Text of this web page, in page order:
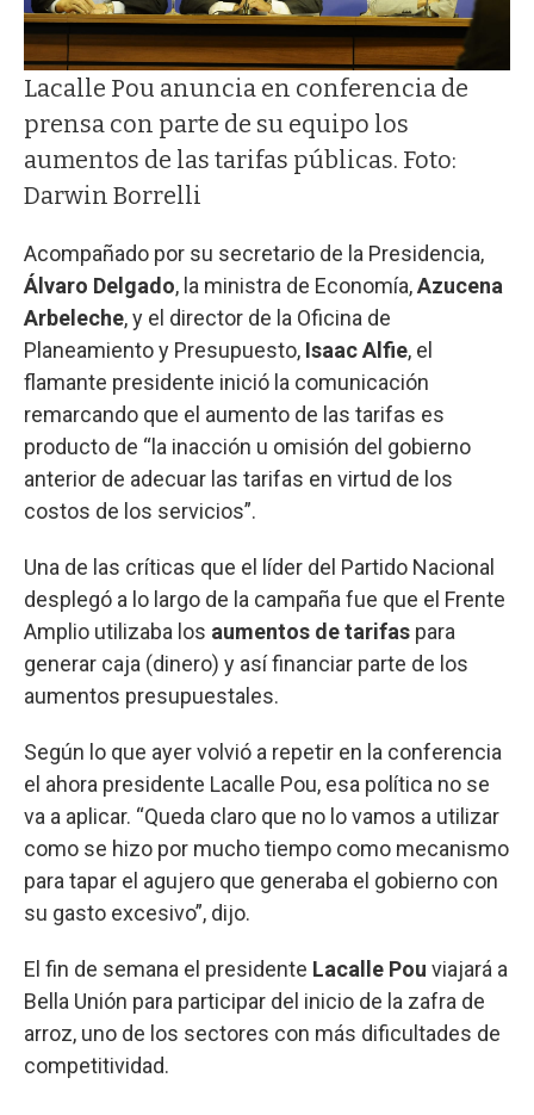
Lacalle Pou anuncia en conferencia de
prensa con parte de su equipo los
aumentos de las tarifas públicas. Foto:
Darwin Borrelli
Acompañado por su secretario de la Presidencia,
Álvaro Delgado, la ministra de Economía,Azucena
Arbeleche, y el director de la Oficina de
Planeamiento y Presupuesto, Isaac Alfie, el
flamante presidente inició la comunicación
remarcando que el aumento de las tarifas es
producto de “la inacción u omisión del gobierno
anterior de adecuar las tarifas en virtud de los
costos de los servicios”.
Una de las críticas que el líder del Partido Nacional
desplegó a lo largo de la campaña fue que el Frente
Amplio utilizaba los aumentos de tarifas para
generar caja (dinero) y así financiar parte de los
aumentos presupuestales.
Según lo que ayer volvió a repetir en la conferencia
el ahora presidente Lacalle Pou, esa política no se
va a aplicar. “Queda claro que no lo vamos a utilizar
como se hizo por mucho tiempo como mecanismo
para tapar el agujero que generaba el gobierno con
su gasto excesivo”, dijo.
El fin de semana el presidente Lacalle Pou viajará a
Bella Unión para participar del inicio de la zafra de
arroz, uno de los sectores con más dificultades de
competitividad.